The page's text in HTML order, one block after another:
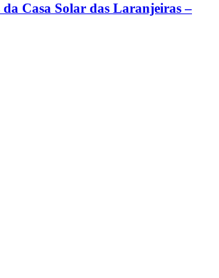
Casa Solar das Laranjeiras –